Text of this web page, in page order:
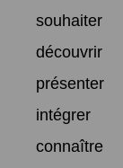
souhaiter
découvrir
présenter
intégrer
connaître